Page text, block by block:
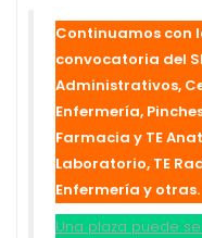
Continuamos con
convocatoria del
Administrativos,
Enfermería,
Farmacia y TE
Laboratorio, TE
Enfermería y otras.
Una plaza puede